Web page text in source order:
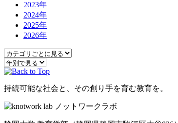
2023年
2024年
2025年
2026年
持続可能な社会と、その創り手を育む教育を。